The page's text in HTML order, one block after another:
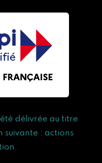
délivrée au titre
suivante : actions